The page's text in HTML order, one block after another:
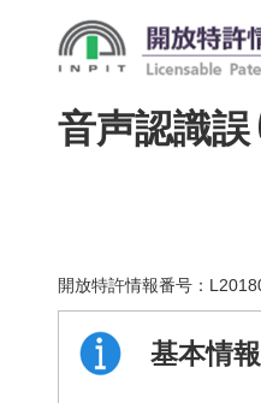
音声認識
開放特許情報番号：
基本情報